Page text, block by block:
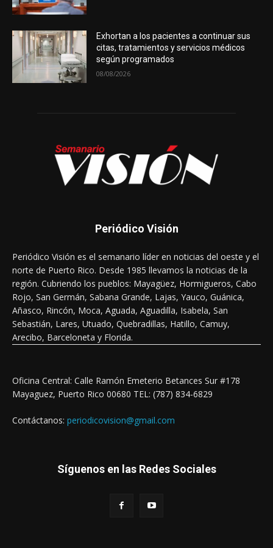
Exhortan a los pacientes a continuar sus
citas, tratamientos y servicios médicos
según programados
08/08/2026
Periódico Visión
Periódico Visión es el semanario líder en noticias del oeste y el
norte de Puerto Rico. Desde 1985 llevamos la noticias de la
región. Cubriendo los pueblos: Mayagüez, Hormigueros, Cabo
Rojo, San Germán, Sabana Grande, Lajas, Yauco, Guánica,
Añasco, Rincón, Moca, Aguada, Aguadilla, Isabela, San
Sebastián, Lares, Utuado, Quebradillas, Hatillo, Camuy,
Arecibo, Barceloneta y Florida.
Oficina Central: Calle Ramón Emeterio Betances Sur #178
Mayaguez, Puerto Rico 00680 TEL: (787) 834-6829
Contáctanos: periodicovision@gmail.com
Síguenos en las Redes Sociales